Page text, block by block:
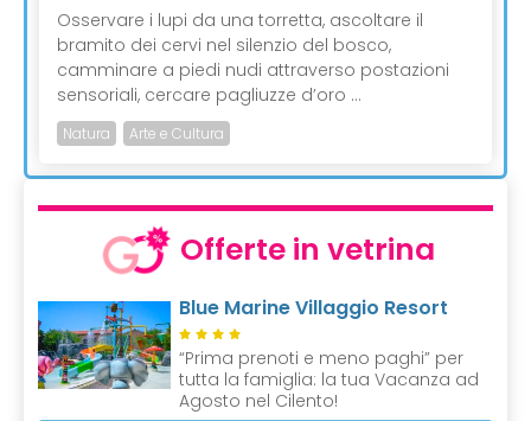
Osservare i lupi da una torretta, ascoltare il
bramito dei cervi nel silenzio del bosco,
camminare a piedi nudi attraverso postazioni
sensoriali, cercare pagliuzze d’oro ...
Natura Arte e Cultura
Offerte in vetrina
Blue Marine Villaggio Resort
“Prima prenoti e meno paghi” per
tutta la famiglia: la tua Vacanza ad
Agosto nel Cilento!